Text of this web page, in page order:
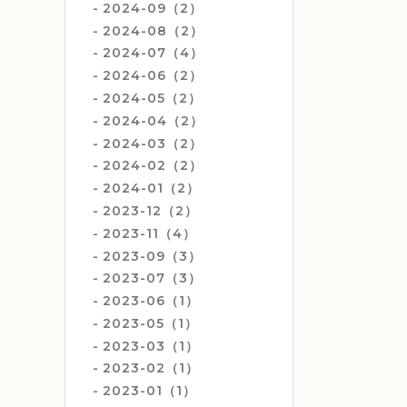
2024-09（2）
2024-08（2）
2024-07（4）
2024-06（2）
2024-05（2）
2024-04（2）
2024-03（2）
2024-02（2）
2024-01（2）
2023-12（2）
2023-11（4）
2023-09（3）
2023-07（3）
2023-06（1）
2023-05（1）
2023-03（1）
2023-02（1）
2023-01（1）